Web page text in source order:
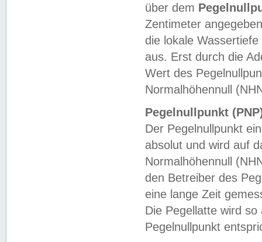
über dem
Zentimeter
die lokale
aus. Erst durch die
Wert des
Normalhöhennull
Pegelnullpunkt
Der Pegelnullpunkt
absolut und wird auf
Normalhöhennull
den Betreiber des
eine lange Zeit
Die Pegellatte wird
Pegelnullpunkt